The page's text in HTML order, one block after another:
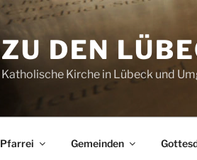
ZU DEN
Katholische Kirche in Lübeck und
Pfarrei Gemeinden